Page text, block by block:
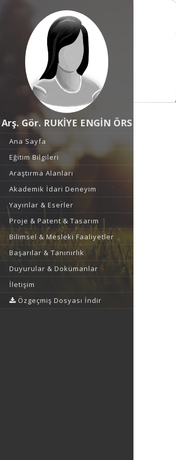
Arş. Gör. RUKİYE ENGİN ÖRS
Ana Sayfa
Eğitim Bilgileri
Araştırma Alanları
Akademik İdari Deneyim
Yayınlar & Eserler
Proje & Patent & Tasarım
Bilimsel & Mesleki Faaliyetler
Başarılar & Tanınırlık
Duyurular & Dokümanlar
İletişim
Özgeçmiş Dosyası İndir